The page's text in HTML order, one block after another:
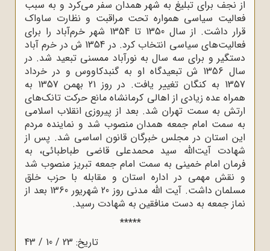
از نجف برای تبلیغ به شهر همدان سفر می‌کرد و به سبب
فعالیت سیاسی همواره تحت مراقبت و نظارت ساواک
قرار داشت. از سال 1350 تا 1354 شهر خرم‌آباد را برای
فعالیت‌های سیاسی انتخاب کرد. در 1354 ش در خرم آباد
دستگیر و برای سه سال به نورآباد ممسنی تبعید شد. در
سال 1356 ش تبعیدگاه او به گنبدکاووس و در خرداد
1357 به کنگان تغییر یافت. در روز 21 بهمن 1357 به
همراه عده زیادی از اهالی کرمانشاه مانع حرکت تانک‌های
ارتش به سمت تهران شد. بعد از پیروزی انقلاب اسلامی
به سمت امام جمعه همدان منصوب شد و نماینده مردم
این استان در مجلس خبرگان قانون اساسی شد. پس از
شهادت آیت‌الله سید محمدعلی قاضی طباطبائی،‌ به
فرمان امام خمینی به سمت امام جمعه تبریز منصوب شد
و نقش مهمی در اداره استان و مقابله با حزب خلق
مسلمان داشت. آیت الله مدنی روز 20 شهریور 1360 بعد از
نماز جمعه به دست منافقین به شهادت رسید.
*****
تاریخ: 23 / 10 / 43